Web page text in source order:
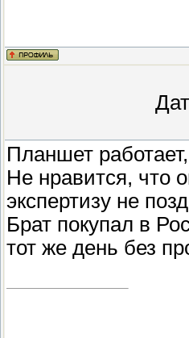
Планшет
Не нравится, что
экспертизу не
Брат покупал в
тот же день без